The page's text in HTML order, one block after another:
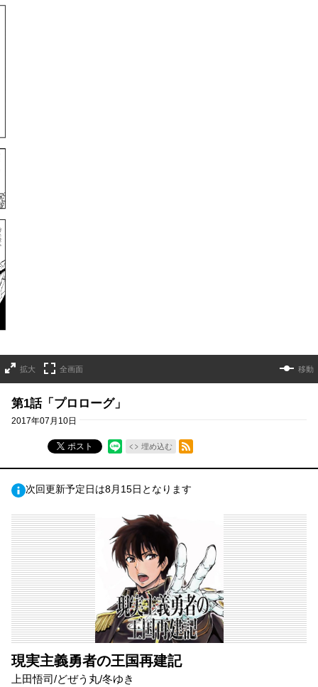
拡大 全画面 移動
第1話「プロローグ」
2017年07月10日
ポスト 埋め込む
RSSフィード
次回更新予定日は8月15日となります
現実主義勇者の王国再建記
上田悟司/どぜう丸/冬ゆき